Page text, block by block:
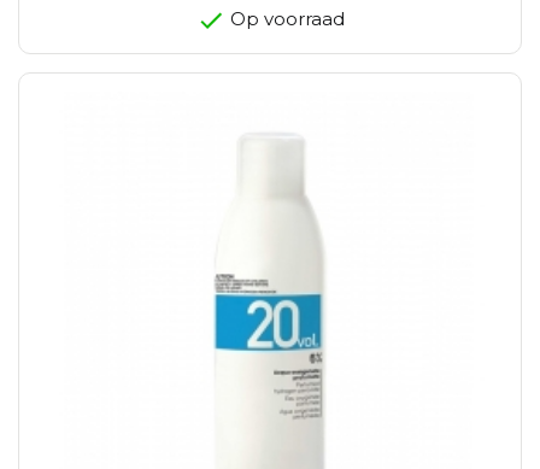
Op voorraad